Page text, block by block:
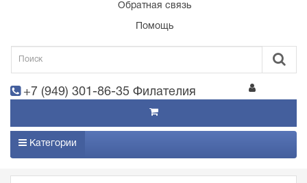
Обратная связь
Помощь
+7 (949) 301-86-35 Филателия
Категории